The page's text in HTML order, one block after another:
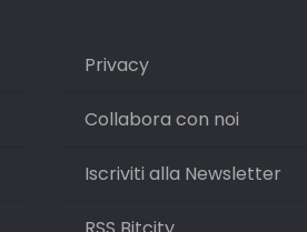
Privacy
Collabora con noi
Iscriviti alla Newsletter